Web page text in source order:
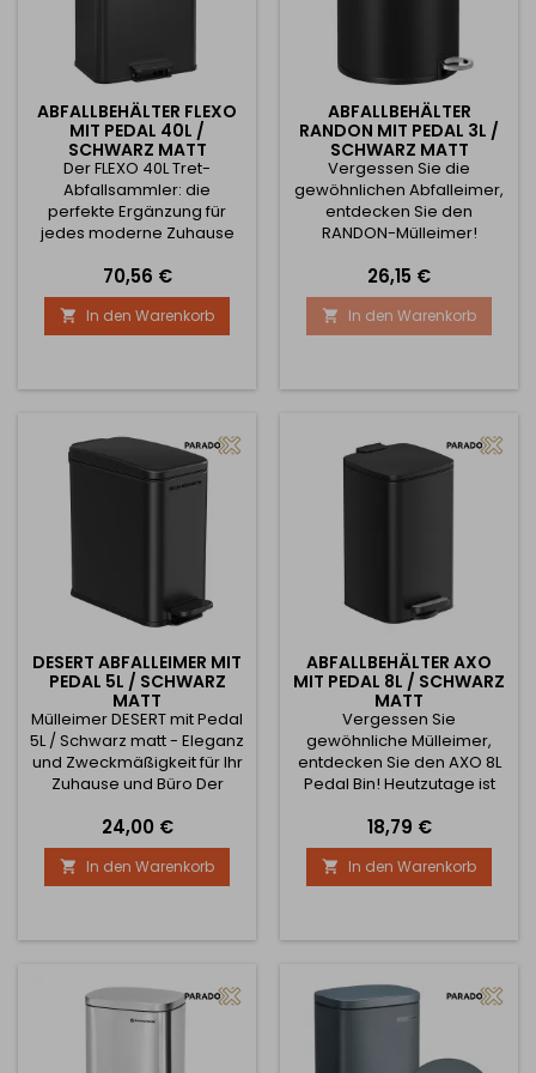
ABFALLBEHÄLTER FLEXO
MIT PEDAL 40L /
SCHWARZ MATT
Der FLEXO 40L Tret-
Abfallsammler: die
perfekte Ergänzung für
jedes moderne Zuhause
Mülleimer, der Stil,
Funktionalität und
Langlebigkeit vereint? Ihre
Suche ist vorbei! Wir stellen
Abfallsammler 40L vor - die
sollten Sie sich für den
FLEXO Treteimer 40L...
Preis
70,56 €
 In den Warenkorb
ABFALLBEHÄLTER
RANDON MIT PEDAL 3L /
SCHWARZ MATT
Vergessen Sie die
gewöhnlichen Abfalleimer,
entdecken Sie den
RANDON-Mülleimer!
wichtig, auch in Ihrem
Badezimmer, Schlafzimmer
oder Büro. Der Abfalleimer
RANDON mit 3-Liter-
praktisch, sondern auch
Abfall zu einer weniger
unangenehmen Routine.
Preis
26,15 €
 In den Warenkorb
DESERT ABFALLEIMER MIT
PEDAL 5L / SCHWARZ
MATT
Mülleimer DESERT mit Pedal
5L / Schwarz matt - Eleganz
und Zweckmäßigkeit für Ihr
Zuhause und Büro Der
elegantem Mattschwarz -
die perfekte Kombination
aus Design und
Funktionalität, um jeden
von Stil und Komfort zu
Bad oder Küche, wo
Ästhetik...
Preis
24,00 €
 In den Warenkorb
ABFALLBEHÄLTER AXO
MIT PEDAL 8L / SCHWARZ
MATT
Vergessen Sie
gewöhnliche Mülleimer,
entdecken Sie den AXO 8L
Pedal Bin! Heutzutage ist
Ihrem Badezimmer,
Schlafzimmer oder Büro.
Der AXO Abfalleimer mit
Pedal 8L ist nicht nur
ästhetisch ansprechend
unangenehmen Routine.
Mit einem
Preis
18,79 €
 In den Warenkorb